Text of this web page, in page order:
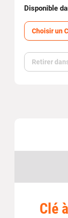
Disponible
Choisir un
Retirer
Clé